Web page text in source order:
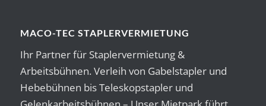
MACO-TEC STAPLERVERMIETUNG
Ihr Partner für Staplervermietung &
Arbeitsbühnen. Verleih von Gabelstapler und
Hebebühnen bis Teleskopstapler und